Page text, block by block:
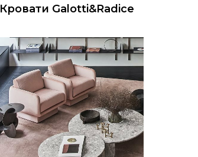
Кровати Galotti&Radice